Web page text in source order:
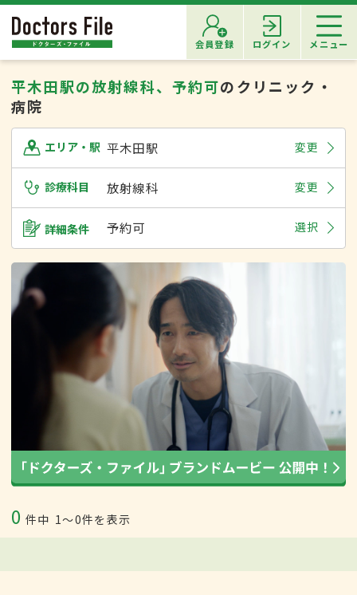
会員登録 ログイン メニュー
平木田駅の放射線科、予約可のクリニック・
病院
エリア・駅 平木田駅 変更
診療科目 放射線科 変更
詳細条件 予約可 選択
0 件中 1〜0件を表示